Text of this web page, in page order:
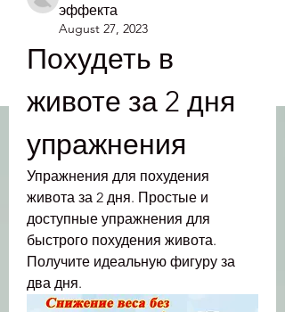
эффекта
August 27, 2023
Похудеть в
животе за 2 дня
упражнения
Упражнения для похудения
живота за 2 дня. Простые и
доступные упражнения для
быстрого похудения живота.
Получите идеальную фигуру за
два дня.